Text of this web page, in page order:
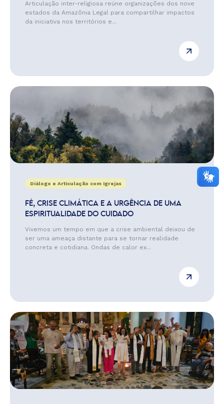
Articulação inter-religiosa reúne organizações dos nove
estados da Amazônia Legal para compartilhar impactos
da iniciativa nos territórios e...
Diálogo e Articulação com Igrejas
FÉ, CRISE CLIMÁTICA E A URGÊNCIA DE UMA
ESPIRITUALIDADE DO CUIDADO
Vivemos um tempo em que a crise ambiental deixou de
ser uma ameaça distante para se tornar realidade
concreta e cotidiana. Ondas de calor ex...